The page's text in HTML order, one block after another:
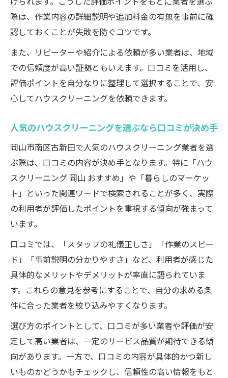
際は、作業内容の詳細説明や追加料金の有無を事前に確
認しておくことが失敗を防ぐコツです。
また、リピーターや紹介による依頼が多い業者は、地域
での信頼度が高い証拠ともいえます。口コミを活用し、
評価ポイントを自分なりに整理して選択することで、安
心してハウスクリーニングを依頼できます。
人気のハウスクリーニングを選ぶなら口コミが決め手
岡山市南区古新田で人気のハウスクリーニング業者を選
ぶ際は、口コミの内容が決め手となります。特に「ハウ
スクリーニング 岡山 おすすめ」や「暮らしのマーケッ
ト」といった関連ワードで検索されることが多く、実際
の利用者が評価したポイントを重視する傾向が強まって
います。
口コミでは、「スタッフの礼儀正しさ」「作業のスピー
ド」「事前説明の分かりやすさ」など、利用者が感じた
具体的なメリットやデメリットが率直に語られていま
す。これらの意見を参考にすることで、自分の求める条
件に合った業者を絞り込みやすくなります。
選び方のポイントとして、口コミが多い業者や評価が安
定して高い業者は、一定のサービス品質が期待できる傾
向があります。一方で、口コミの内容が具体的かつ新し
いものかどうかもチェックし、信頼性の高い情報をもと